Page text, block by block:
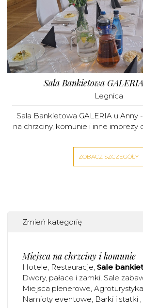
Sala Bankietowa
Legnica
Sala Bankietowa GALERIA u Anny
na chrzciny, komunie i inne imprezy
ZOBACZ SZCZEGÓŁY
Zmień kategorię
Miejsca na chrzciny i komunie
Hotele Restauracje Sale
Dwory, pałace i zamki Sale
Miejsca plenerowe
Namioty eventowe Barki i statki